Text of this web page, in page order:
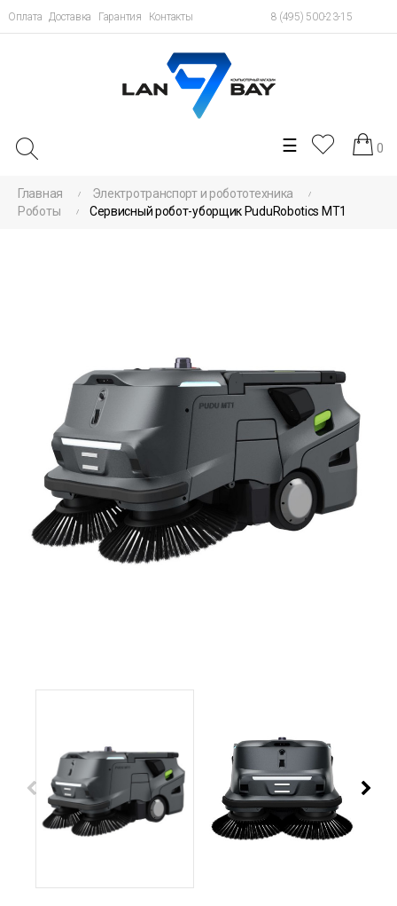
Оплата Доставка Гарантия Контакты 8 (495) 500-23-15
Toggle
navigation
☰ 0
Главная
Электротранспорт и робототехника
Роботы
Сервисный робот-уборщик PuduRobotics MT1